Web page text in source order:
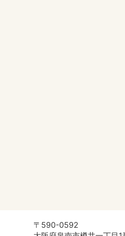
〒590-0592